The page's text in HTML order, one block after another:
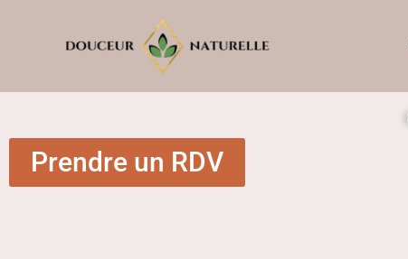
contenu
Prendre un RDV